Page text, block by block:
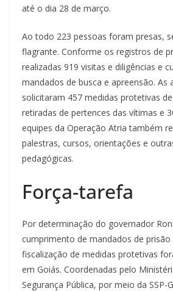
até o dia 28 de março.
Ao todo 223 pessoas foram presas,
flagrante. Conforme os registros de
realizadas 919 visitas e diligências e
mandados de busca e apreensão. As
solicitaram 457 medidas protetivas
retiradas de pertences das vítimas e
equipes da Operação Atria também
palestras, cursos, orientações e
pedagógicas.
Força-tarefa
Por determinação do governador
cumprimento de mandados de prisão
fiscalização de medidas protetivas
em Goiás. Coordenadas pelo
Segurança Pública, por meio da SSP-